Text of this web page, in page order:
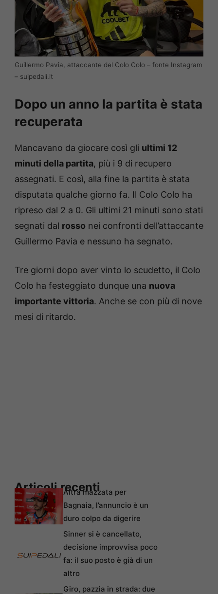
Guillermo Pavia, attaccante del Colo Colo – fonte Instagram
– suipedali.it
Dopo un anno la partita è stata
recuperata
Mancavano da giocare così gli ultimi 12
minuti della partita, più i 9 di recupero
assegnati. E così, alla fine la partita è stata
disputata qualche giorno fa. Il Colo Colo ha
ripreso dal 2 a 0. Gli ultimi 21 minuti sono stati
segnati dal rosso nei confronti dell’attaccante
Guillermo Pavia e nessuno ha segnato.
Tre giorni dopo aver vinto lo scudetto, il Colo
Colo ha festeggiato dunque una nuova
importante vittoria. Anche se con più di nove
mesi di ritardo.
Articoli recenti
Altra mazzata per
Bagnaia, l’annuncio è un
duro colpo da digerire
Sinner si è cancellato,
decisione improvvisa poco
fa: il suo posto è già di un
altro
Giro, pazzia in strada: due